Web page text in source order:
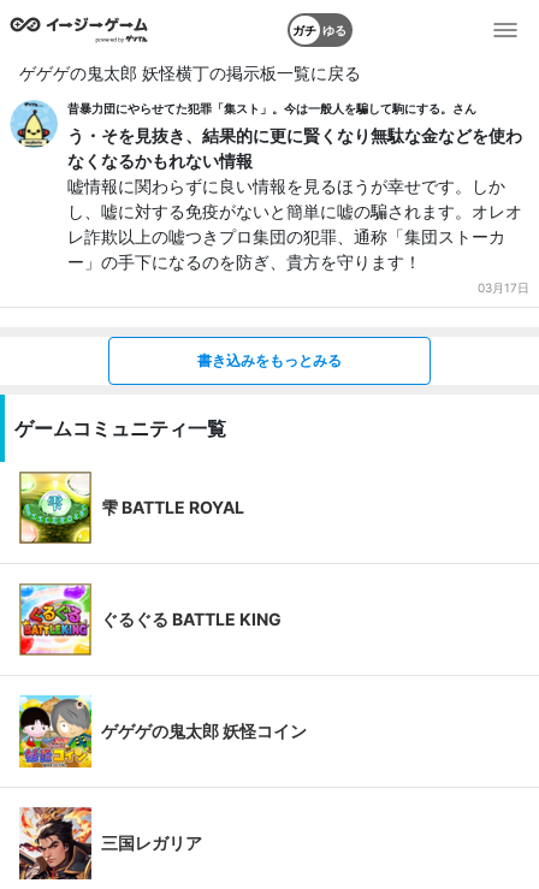
ガチ ゆる
ゲゲゲの鬼太郎 妖怪横丁の掲示板一覧に戻る
昔暴力団にやらせてた犯罪「集スト」。今は一般人を騙して駒にする。さん
う・そを見抜き、結果的に更に賢くなり無駄な金などを使わ
なくなるかもれない情報
嘘情報に関わらずに良い情報を見るほうが幸せです。しか
し、嘘に対する免疫がないと簡単に嘘の騙されます。オレオ
レ詐欺以上の嘘つきプロ集団の犯罪、通称「集団ストーカ
ー」の手下になるのを防ぎ、貴方を守ります！
03月17日
書き込みをもっとみる
ゲームコミュニティ一覧
雫 BATTLE ROYAL
ぐるぐる BATTLE KING
ゲゲゲの鬼太郎 妖怪コイン
三国レガリア